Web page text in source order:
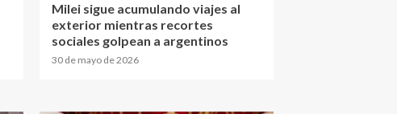
Milei sigue acumulando viajes al
exterior mientras recortes
sociales golpean a argentinos
30 de mayo de 2026